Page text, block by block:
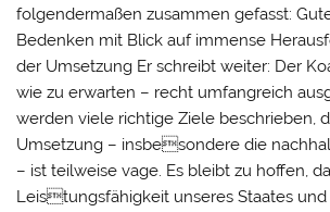
folgendermaßen zusammen gefasst:
Bedenken mit Blick auf immense
der Umsetzung Er schreibt weiter: Der
wie zu erwarten – recht umfangreich
werden viele richtige Ziele beschrieben,
Umsetzung – insbesondere die
– ist teilweise vage. Es bleibt zu hoffen,
Leistungsfähigkeit unseres Staates